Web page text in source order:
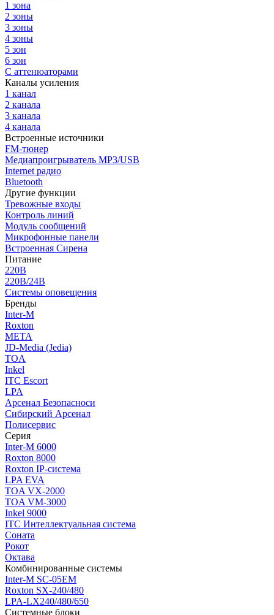
1 зона
2 зоны
3 зоны
4 зоны
5 зон
6 зон
С аттенюаторами
Каналы усиления
1 канал
2 канала
3 канала
4 канала
Встроенные источники
FM-тюнер
Медиапроигрыватель MP3/USB
Internet радио
Bluetooth
Другие функции
Тревожные входы
Контроль линий
Модуль сообщений
Микрофонные панели
Встроенная Сирена
Питание
220В
220В/24В
Системы оповещения
Бренды
Inter-M
Roxton
МЕТА
JD-Media (Jedia)
TOA
Inkel
ITC Escort
LPA
Арсенал Безопасноси
Сибирский Арсенал
Полисервис
Серия
Inter-M 6000
Roxton 8000
Roxton IP-система
LPA EVA
TOA VX-2000
TOA VM-3000
Inkel 9000
ITC Интеллектуальная система
Соната
Рокот
Октава
Комбинированные системы
Inter-M SC-05EM
Roxton SX-240/480
LPA-LX240/480/650
Системные блоки